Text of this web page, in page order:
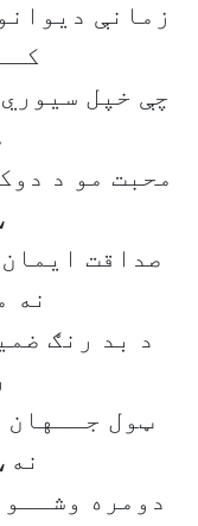
زمانې
چې خپل
محبت مو د
صداقت
نه
د بد رنګ
ټول جــهان
دومره